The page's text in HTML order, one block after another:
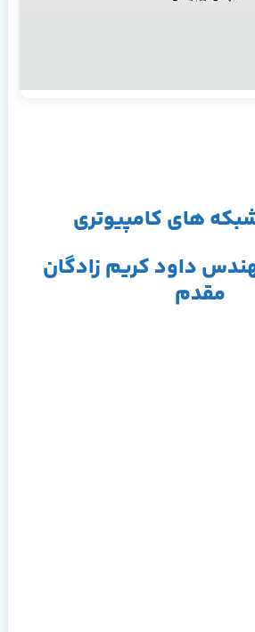
های کامپیوتری
داود كريم زادگان
مقدم